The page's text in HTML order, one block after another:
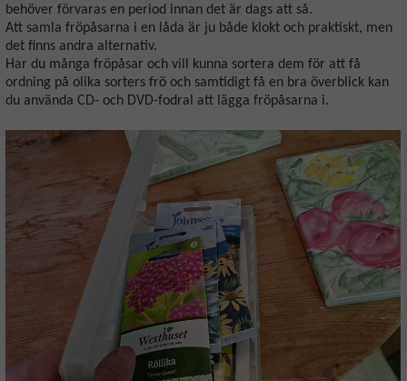
behöver förvaras en period innan det är dags att så.
Att samla fröpåsarna i en låda är ju både klokt och praktiskt, men
det finns andra alternativ.
Har du många fröpåsar och vill kunna sortera dem för att få
ordning på olika sorters frö och samtidigt få en bra överblick kan
du använda CD- och DVD-fodral att lägga fröpåsarna i.